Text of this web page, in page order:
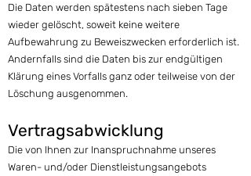
Die Daten werden spätestens nach sieben Tage
wieder gelöscht, soweit keine weitere
Aufbewahrung zu Beweiszwecken erforderlich ist.
Andernfalls sind die Daten bis zur endgültigen
Klärung eines Vorfalls ganz oder teilweise von der
Löschung ausgenommen.
Vertragsabwicklung
Die von Ihnen zur Inanspruchnahme unseres
Waren- und/oder Dienstleistungsangebots